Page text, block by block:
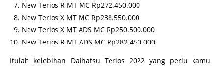
New Terios R MT MC Rp272.450.000
New Terios X MT MC Rp238.550.000
New Terios X MT ADS MC Rp250.500.000
New Terios R MT ADS MC Rp282.450.000
Itulah kelebihan Daihatsu Terios 2022 yang perlu kamu